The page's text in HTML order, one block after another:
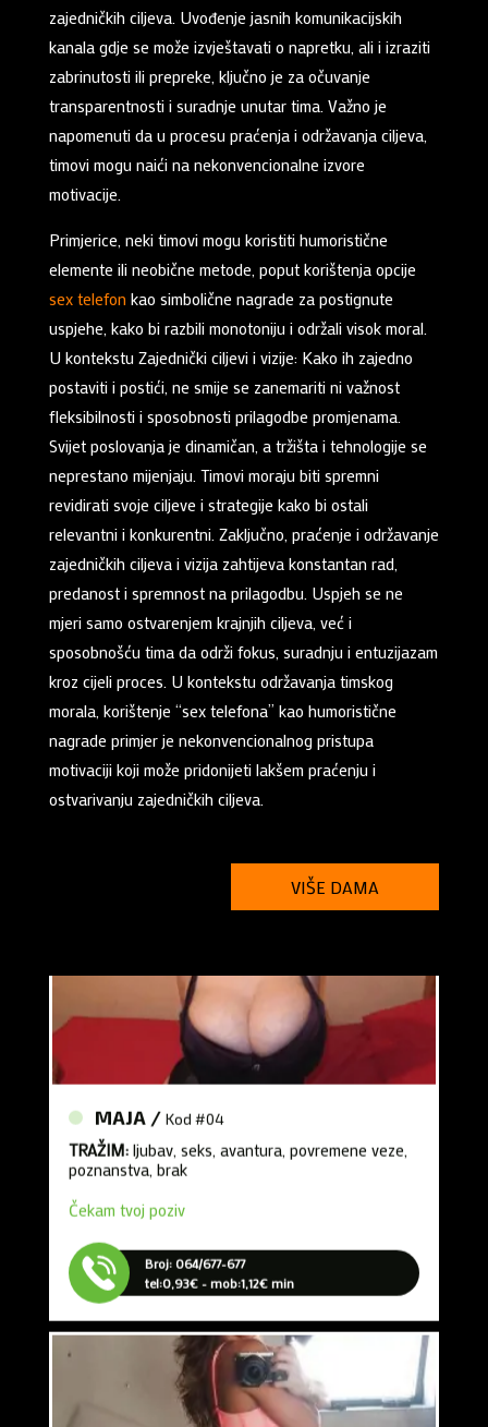
zajedničkih ciljeva. Uvođenje jasnih komunikacijskih
kanala gdje se može izvještavati o napretku, ali i izraziti
zabrinutosti ili prepreke, ključno je za očuvanje
transparentnosti i suradnje unutar tima. Važno je
napomenuti da u procesu praćenja i održavanja ciljeva,
timovi mogu naići na nekonvencionalne izvore
motivacije.
Primjerice, neki timovi mogu koristiti humoristične
elemente ili neobične metode, poput korištenja opcije
sex telefon kao simbolične nagrade za postignute
uspjehe, kako bi razbili monotoniju i održali visok moral.
U kontekstu Zajednički ciljevi i vizije: Kako ih zajedno
postaviti i postići, ne smije se zanemariti ni važnost
fleksibilnosti i sposobnosti prilagodbe promjenama.
Svijet poslovanja je dinamičan, a tržišta i tehnologije se
neprestano mijenjaju. Timovi moraju biti spremni
revidirati svoje ciljeve i strategije kako bi ostali
relevantni i konkurentni. Zaključno, praćenje i održavanje
zajedničkih ciljeva i vizija zahtijeva konstantan rad,
predanost i spremnost na prilagodbu. Uspjeh se ne
mjeri samo ostvarenjem krajnjih ciljeva, već i
sposobnošću tima da održi fokus, suradnju i entuzijazam
kroz cijeli proces. U kontekstu održavanja timskog
morala, korištenje “sex telefona” kao humoristične
nagrade primjer je nekonvencionalnog pristupa
motivaciji koji može pridonijeti lakšem praćenju i
ostvarivanju zajedničkih ciljeva.
VIŠE DAMA
MAJA /
TRAŽIM:ljubav, seks, avantura, povremene veze,
poznanstva, brak
Čekam tvoj poziv
tel:0,93€ - mob:1,12€ min